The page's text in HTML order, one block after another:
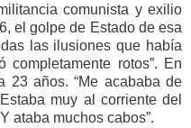
comunista y exilio
el golpe de Estado de esa
las ilusiones que había
rotos”. En
23 años. “Me acababa de
muy al corriente del
ataba muchos cabos”.